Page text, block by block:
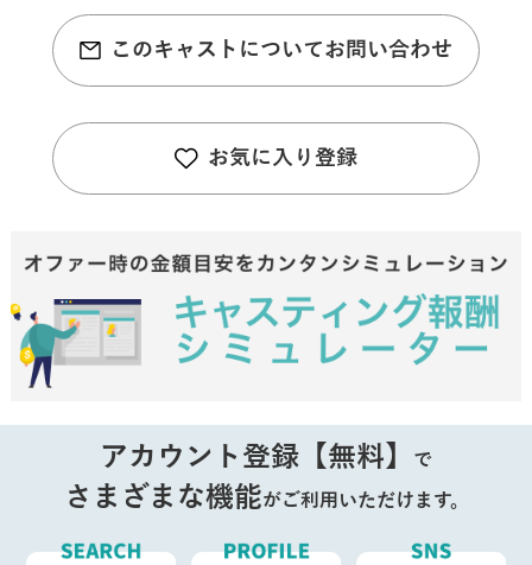
このキャストについてお問い合わせ
お気に入り登録
アカウント登録【無料】 で
さまざまな機能がご利用いただけます。